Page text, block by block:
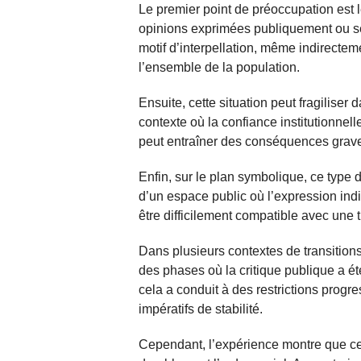
Le premier point de préoccupation
opinions exprimées publiquement ou
motif d’interpellation, même
l’ensemble de la population.
Ensuite, cette situation peut fragiliser
contexte où la confiance
peut entraîner des conséquences
Enfin, sur le plan symbolique, ce type
d’un espace public où l’expression
être difficilement compatible avec
Dans plusieurs contextes de
des phases où la critique publique a
cela a conduit à des restrictions
impératifs de stabilité.
Cependant, l’expérience montre que